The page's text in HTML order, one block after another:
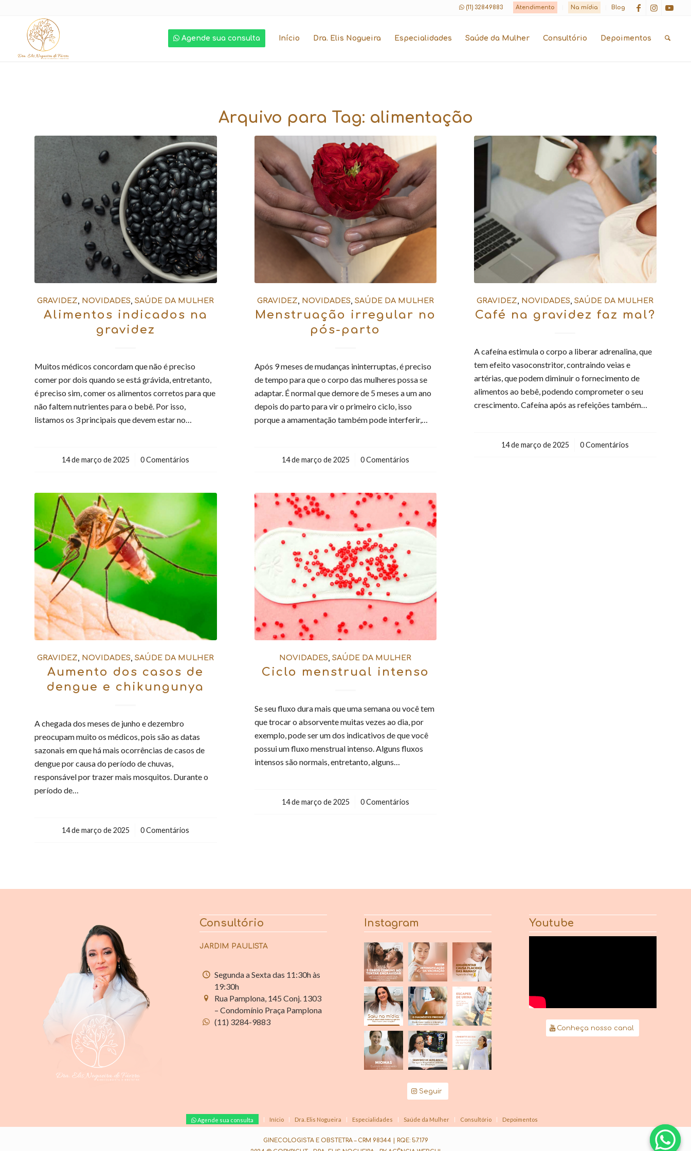
Atendimento Na mídia Blog
(11) 32849883
Agende sua consulta Início Dra. Elis Nogueira Especialidades Saúde da Mulher Consultório Depoimentos
Arquivo para Tag: alimentação
GRAVIDEZ NOVIDADES ,SAÚDE DA MULHER
Alimentos indicados na
gravidez
Muitos médicos concordam que não é preciso
comer por dois quando se está grávida, entretanto,
é preciso sim, comer os alimentos corretos para que
não faltem nutrientes para o bebê. Por isso,
listamos os 3 principais que devem estar no…
14 de março de 2025
/ 0 Comentários
GRAVIDEZ NOVIDADES, SAÚDE DA MULHER
Menstruação irregular no
pós-parto
Após 9 meses de mudanças ininterruptas, é preciso
de tempo para que o corpo das mulheres possa se
adaptar. É normal que demore de 5 meses a um ano
depois do parto para vir o primeiro ciclo, isso
porque a amamentação também pode interferir,…
14 de março de 2025
/ 0 Comentários
GRAVIDEZ NOVIDADES ,SAÚDE DA MULHER
Café na gravidez faz mal?
A cafeína estimula o corpo a liberar adrenalina, que
tem efeito vasoconstritor, contraindo veias e
artérias, que podem diminuir o fornecimento de
alimentos ao bebê, podendo comprometer o seu
crescimento. Cafeína após as refeições também…
14 de março de 2025
/ 0 Comentários
GRAVIDEZ NOVIDADES ,SAÚDE DA MULHER
Aumento dos casos de
dengue e chikungunya
A chegada dos meses de junho e dezembro
preocupam muito os médicos, pois são as datas
sazonais em que há mais ocorrências de casos de
dengue por causa do período de chuvas,
responsável por trazer mais mosquitos. Durante o
período de…
14 de março de 2025
/ 0 Comentários
NOVIDADES ,SAÚDE DA MULHER
Ciclo menstrual intenso
Se seu fluxo dura mais que uma semana ou você tem
que trocar o absorvente muitas vezes ao dia, por
exemplo, pode ser um dos indicativos de que você
possui um fluxo menstrual intenso. Alguns fluxos
intensos são normais, entretanto, alguns…
14 de março de 2025
/ 0 Comentários
Consultório
JARDIM PAULISTA
Segunda a Sexta das 11:30h às
19:30h
Rua Pamplona, 145 Conj. 1303
– Condomínio Praça Pamplona
(11) 3284-9883
Instagram
Seguir
Youtube
Conheça nosso canal
GINECOLOGISTA E OBSTETRA – CRM 98344 | RQE: 57.179
Agende sua consulta Início Dra. Elis Nogueira Especialidades Saúde da Mulher Consultório Depoimentos